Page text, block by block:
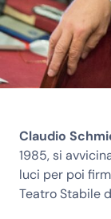
Claudio
1985, si
luci per poi
Teatro Stabile